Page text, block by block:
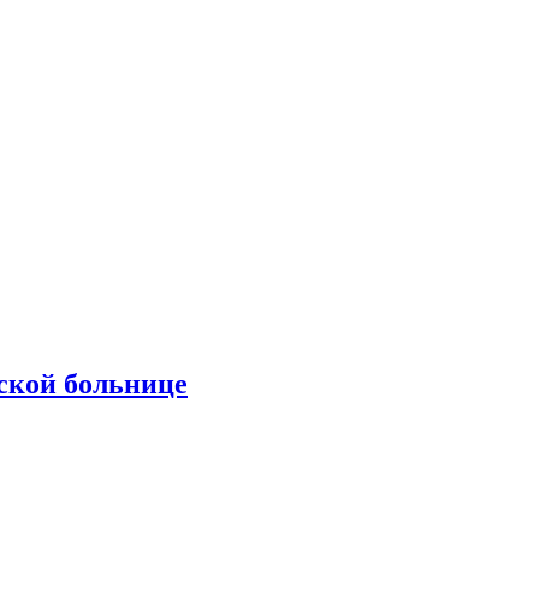
больнице